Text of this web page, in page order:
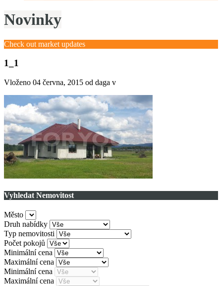
Novinky
Check out market updates
1_1
Vloženo 04 června, 2015 od daga v
Vyhledat Nemovitost
Město
Druh nabídky
Typ nemovitosti
Počet pokojů
Minimální cena
Maximální cena
Minimální cena
Maximální cena